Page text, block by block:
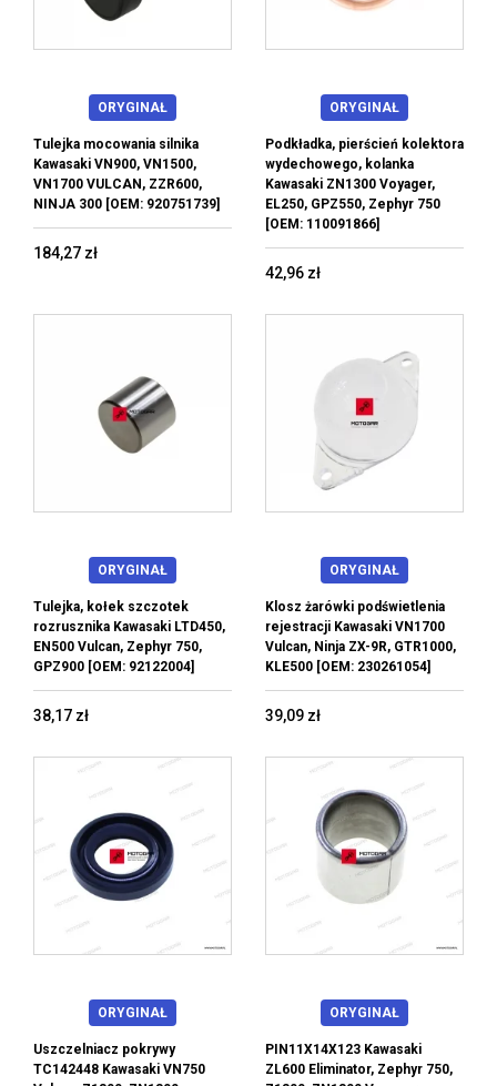
ORYGINAŁ
Tulejka mocowania silnika
Kawasaki VN900, VN1500,
VN1700 VULCAN, ZZR600,
NINJA 300 [OEM: 920751739]
184,27 zł
ORYGINAŁ
Podkładka, pierścień kolektora
wydechowego, kolanka
Kawasaki ZN1300 Voyager,
EL250, GPZ550, Zephyr 750
[OEM: 110091866]
42,96 zł
ORYGINAŁ
Tulejka, kołek szczotek
rozrusznika Kawasaki LTD450,
EN500 Vulcan, Zephyr 750,
GPZ900 [OEM: 92122004]
38,17 zł
ORYGINAŁ
Klosz żarówki podświetlenia
rejestracji Kawasaki VN1700
Vulcan, Ninja ZX-9R, GTR1000,
KLE500 [OEM: 230261054]
39,09 zł
ORYGINAŁ
Uszczelniacz pokrywy
TC142448 Kawasaki VN750
ORYGINAŁ
PIN11X14X123 Kawasaki
ZL600 Eliminator, Zephyr 750,